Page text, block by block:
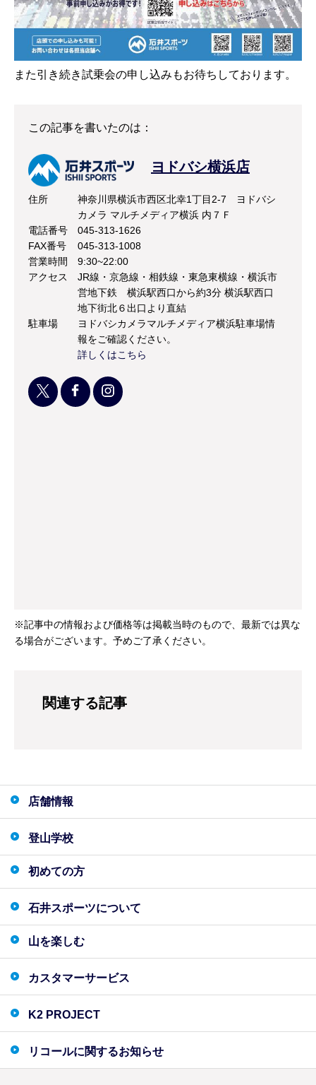
また引き続き試乗会の申し込みもお待ちしております。
この記事を書いたのは：
ヨドバシ横浜店
住所
神奈川県横浜市西区北幸1丁目2-7 ヨドバシ
カメラ マルチメディア横浜 内７Ｆ
電話番号
045-313-1626
FAX番号
045-313-1008
営業時間
9:30~22:00
アクセス
JR線・京急線・相鉄線・東急東横線・横浜市
営地下鉄 横浜駅西口から約3分 横浜駅西口
地下街北６出口より直結
駐車場
ヨドバシカメラマルチメディア横浜駐車場情
報をご確認ください。
詳しくはこちら
※記事中の情報および価格等は掲載当時のもので、最新では異な
る場合がございます。予めご了承ください。
関連する記事
店舗情報
登山学校
初めての方
石井スポーツについて
山を楽しむ
カスタマーサービス
K2 PROJECT
リコールに関するお知らせ